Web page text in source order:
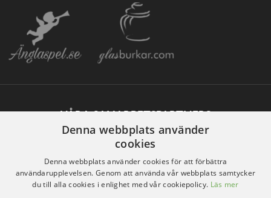
VÅRA SAMARBETSPARTNERS
Denna webbplats använder
cookies
Denna webbplats använder cookies för att förbättra
användarupplevelsen. Genom att använda vår webbplats samtycker
du till alla cookies i enlighet med vår cookiepolicy. Läs mer